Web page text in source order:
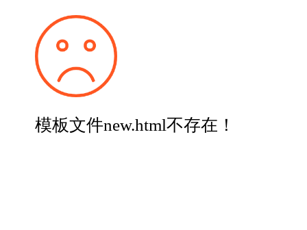
模板文件new.html不存在！